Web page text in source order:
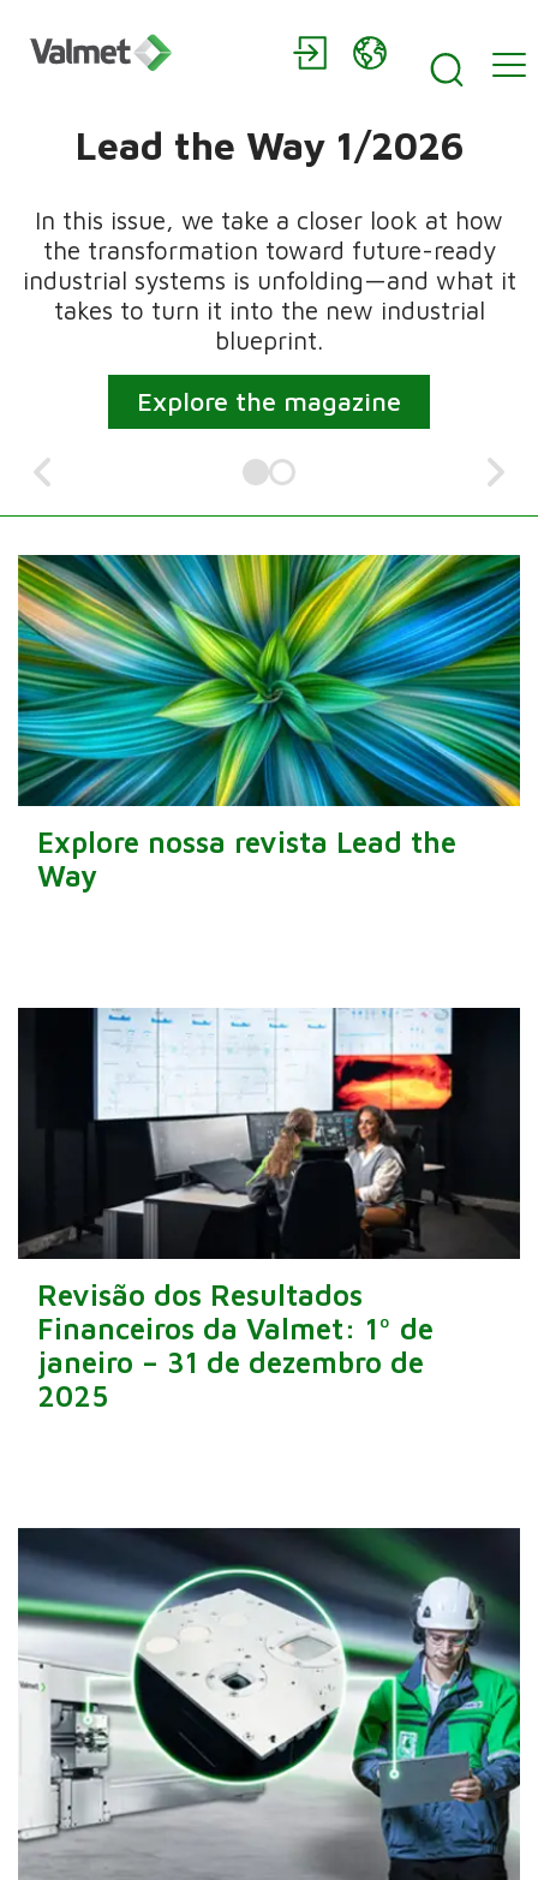
HomeLead the Way 1/2026
In this issue, we take a closer look at how
the transformation toward future-ready
industrial systems is unfolding—and what it
takes to turn it into the new industrial
blueprint.
Explore the magazine
Explore nossa revista Lead the
Way
Revisão dos Resultados
Financeiros da Valmet: 1º de
janeiro – 31 de dezembro de
2025